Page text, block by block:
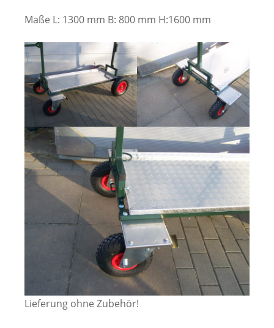
Maße L: 1300 mm B: 800 mm H:1600 mm
Lieferung ohne Zubehör!